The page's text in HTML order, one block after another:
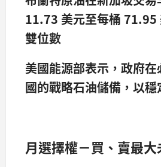
11.73 美元至每桶 71.95
雙位數
美國能源部表示，政府
國的戰略石油儲備，以穩
月選擇權－買、賣最